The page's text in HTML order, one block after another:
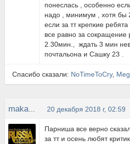
понеслась , особенно
надо , минимум , хотя бы
если за тт крепкие
все равно за сокращение
2.30мин., ждать 3 мин
почтальона и Сашку 23 .
Спасибо сказали: NoTimeToCry,
20 декабря 2018 г, 02:59
Парниша все верно
за тт и осень любят